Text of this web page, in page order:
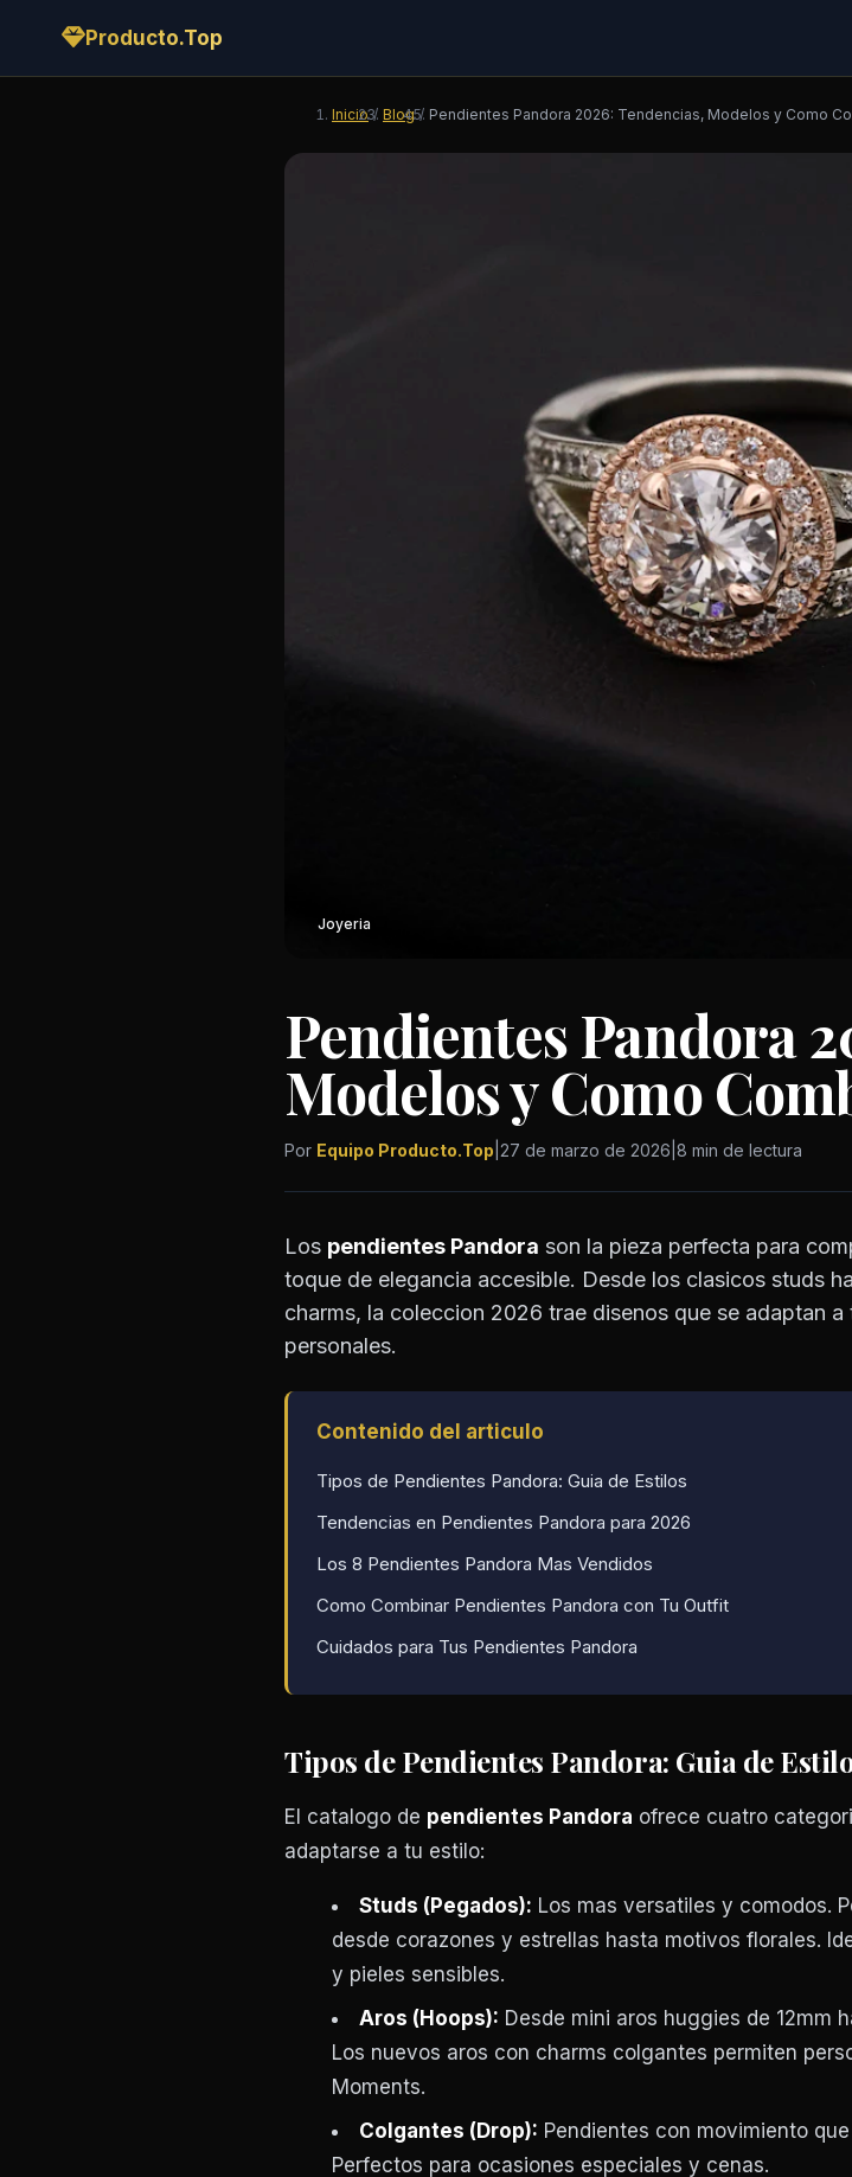
Producto.Top
Inicio / Blog / Pendientes Pandora 2026: Tendencias, Modelos y Como
Joyeria
Pendientes Pandora
Modelos y Como
Por Equipo Producto.Top 27 de marzo de 2026 8 min de lectura
Los pendientes Pandora son la pieza perfecta para
toque de elegancia accesible. Desde los clasicos studs
charms, la coleccion 2026 trae disenos que se adaptan
personales.
Contenido del articulo
Tipos de Pendientes Pandora: Guia de Estilos
Tendencias en Pendientes Pandora para 2026
Los 8 Pendientes Pandora Mas Vendidos
Como Combinar Pendientes Pandora con Tu Outfit
Cuidados para Tus Pendientes Pandora
Tipos de Pendientes Pandora: Guia de
El catalogo de pendientes Pandora ofrece cuatro
adaptarse a tu estilo:
Studs (Pegados): Los mas versatiles y comodos.
desde corazones y estrellas hasta motivos florales.
y pieles sensibles.
Aros (Hoops): Desde mini aros huggies de 12mm
Los nuevos aros con charms colgantes permiten
Moments.
Colgantes (Drop): Pendientes con movimiento
Perfectos para ocasiones especiales y cenas.